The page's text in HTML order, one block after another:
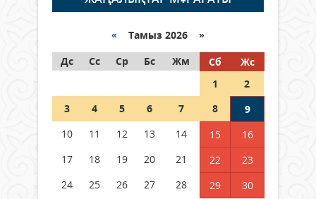
граждане Казахстана,
05 тамыз 2026 ж. 158
Шетелде жүрген Қазақстан
азаматтары қалай дауыс бере
« Тамыз 2026 »
Дс
Сс Ср Бс Жм Сб
Жс
1
2
3
4 5 6 7 8
9
10
11 12 13 14 15
16
17
18 19 20 21 22
23
24
25 26 27 28 29
30